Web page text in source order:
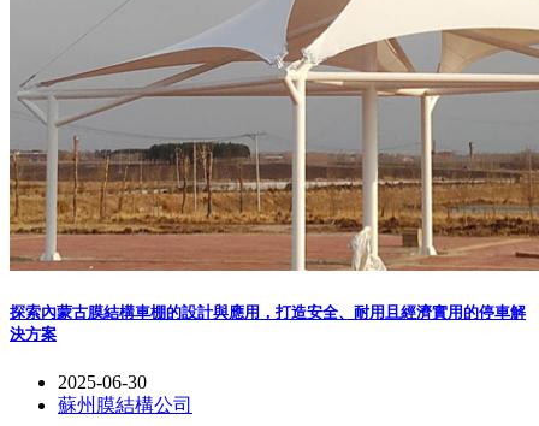
探索內蒙古膜結構車棚的設計與應用，打造安全、耐用且經濟實用的停車解
決方案
2025-06-30
蘇州膜結構公司